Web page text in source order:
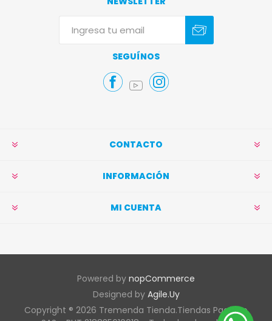
SEGUÍNOS
CONTACTO
INFORMACIÓN
MI CUENTA
Powered by nopCommerce
Designed by Agile.Uy
Copyright ® 2026 Tremenda Tienda.Tiendas Pacífico